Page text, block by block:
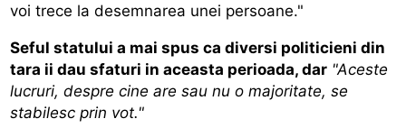
voi trece la desemnarea unei persoane."
Seful statului a mai spus ca diversi politicieni din
tara ii dau sfaturi in aceasta perioada, dar "Aceste
lucruri, despre cine are sau nu o majoritate, se
stabilesc prin vot."